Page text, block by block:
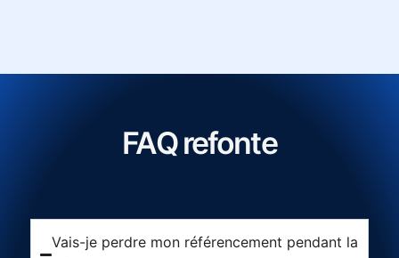
FAQ refonte
Vais-je perdre mon référencement pendant la